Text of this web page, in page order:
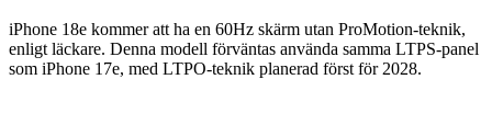
iPhone 18e kommer att ha en 60Hz skärm utan ProMotion-teknik,
enligt läckare. Denna modell förväntas använda samma LTPS-panel
som iPhone 17e, med LTPO-teknik planerad först för 2028.